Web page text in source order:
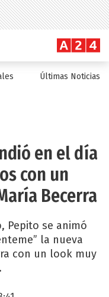
Últimas Noticias
en el día
con un
Becerra
Pepito se animó
la nueva
con un look muy